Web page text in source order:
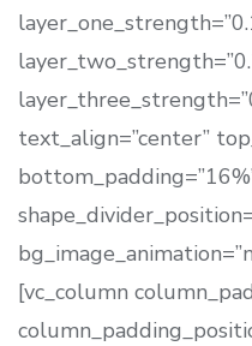
text_align=”center”
[vc_column